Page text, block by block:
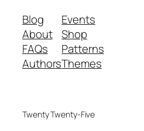
Blog
About
FAQs
Authors
Events
Shop
Patterns
Themes
Twenty Twenty-Five